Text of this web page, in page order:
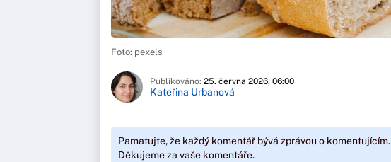
Foto: pexels
Publikováno: 25. června 2026, 06:00
Kateřina Urbanová
Pamatujte, že každý komentář bývá zprávou o komentujícím.
Děkujeme za vaše komentáře.